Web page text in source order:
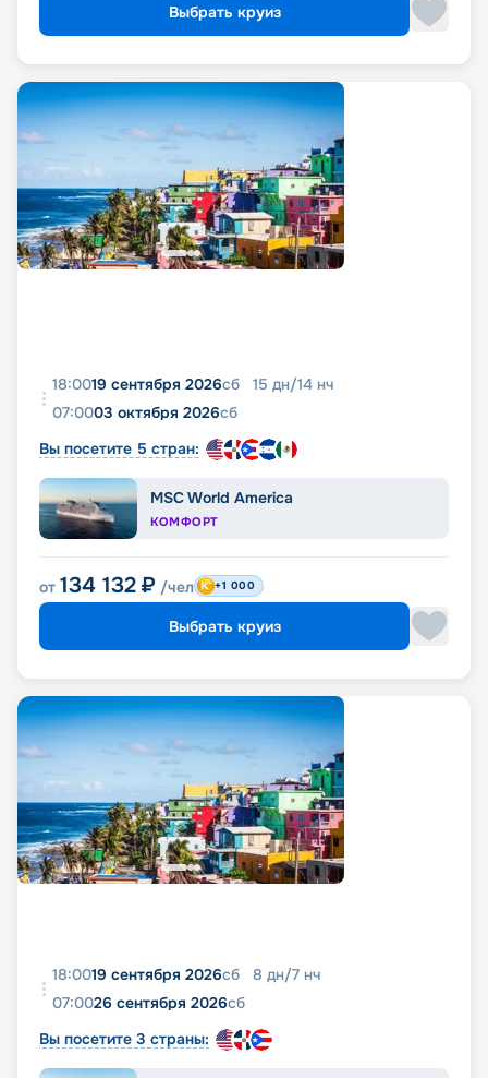
Выбрать круиз
18:0019 сентября 2026сб 15 дн/14 нч
07:0003 октября 2026сб
Вы посетите 5 стран:
MSC World America
КОМФОРТ
от 134 132 ₽ /чел +1 000
Выбрать круиз
18:0019 сентября 2026сб 8 дн/7 нч
07:0026 сентября 2026сб
Вы посетите 3 страны: